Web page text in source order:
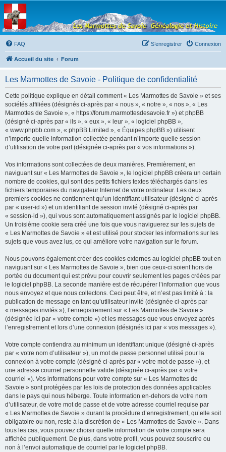
Les Marmottes de
Savoie
Forum d'entraide généalogique
FAQ
Connexion
S’enregistrer
Accueil du site Forum
Les Marmottes de Savoie - Politique de confidentialité
Cette politique explique en détail comment « Les Marmottes de Savoie » et ses
sociétés affiliées (désignés ci-après par « nous », « notre », « nos », « Les
Marmottes de Savoie », « https://forum.marmottesdesavoie.fr ») et phpBB
(désigné ci-après par « ils », « eux », « leur », « logiciel phpBB »,
« www.phpbb.com », « phpBB Limited », « Équipes phpBB ») utilisent
n’importe quelle information collectée pendant n’importe quelle session
d’utilisation de votre part (désignée ci-après par « vos informations »).
Vos informations sont collectées de deux manières. Premièrement, en
naviguant sur « Les Marmottes de Savoie », le logiciel phpBB créera un certain
nombre de cookies, qui sont des petits fichiers textes téléchargés dans les
fichiers temporaires du navigateur Internet de votre ordinateur. Les deux
premiers cookies ne contiennent qu’un identifiant utilisateur (désigné ci-après
par « user-id ») et un identifiant de session invité (désigné ci-après par
« session-id »), qui vous sont automatiquement assignés par le logiciel phpBB.
Un troisième cookie sera créé une fois que vous naviguerez sur les sujets de
« Les Marmottes de Savoie » et est utilisé pour stocker les informations sur les
sujets que vous avez lus, ce qui améliore votre navigation sur le forum.
Nous pouvons également créer des cookies externes au logiciel phpBB tout en
naviguant sur « Les Marmottes de Savoie », bien que ceux-ci soient hors de
portée du document qui est prévu pour couvrir seulement les pages créées par
le logiciel phpBB. La seconde manière est de récupérer l’information que vous
nous envoyez et que nous collectons. Ceci peut être, et n’est pas limité à : la
publication de message en tant qu’utilisateur invité (désignée ci-après par
« messages invités »), l’enregistrement sur « Les Marmottes de Savoie »
(désignée ici par « votre compte ») et les messages que vous envoyez après
l’enregistrement et lors d’une connexion (désignés ici par « vos messages »).
Votre compte contiendra au minimum un identifiant unique (désigné ci-après
par « votre nom d’utilisateur »), un mot de passe personnel utilisé pour la
connexion à votre compte (désigné ci-après par « votre mot de passe »), et
une adresse courriel personnelle valide (désignée ci-après par « votre
courriel »). Vos informations pour votre compte sur « Les Marmottes de
Savoie » sont protégées par les lois de protection des données applicables
dans le pays qui nous héberge. Toute information en-dehors de votre nom
d’utilisateur, de votre mot de passe et de votre adresse courriel requise par
« Les Marmottes de Savoie » durant la procédure d’enregistrement, qu’elle soit
obligatoire ou non, reste à la discrétion de « Les Marmottes de Savoie ». Dans
tous les cas, vous pouvez choisir quelle information de votre compte sera
affichée publiquement. De plus, dans votre profil, vous pouvez souscrire ou
non à l’envoi automatique de courriel par le logiciel phpBB.